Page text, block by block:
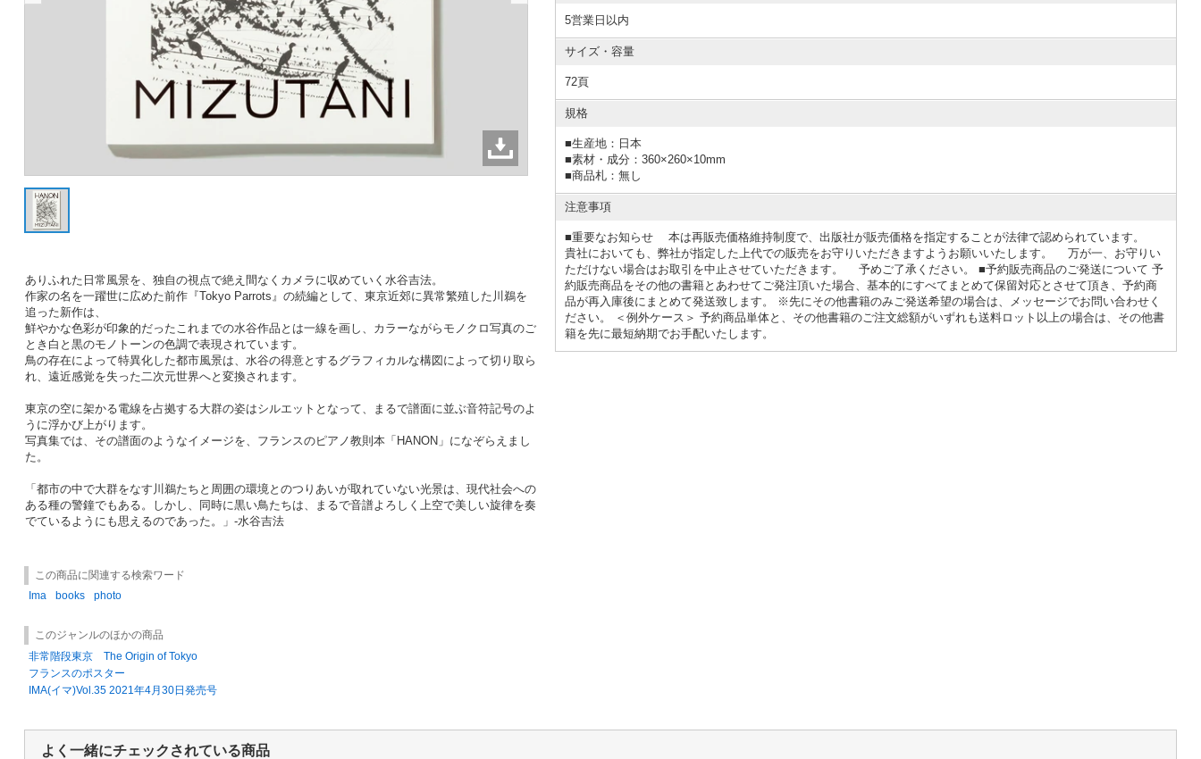
ありふれた日常風景を、独自の視点で絶え間なくカメラに収めていく水谷吉法。
作家の名を一躍世に広めた前作『Tokyo Parrots』の続編として、東京近郊に異常繁殖した川鵜を
追った新作は、
鮮やかな色彩が印象的だったこれまでの水谷作品とは一線を画し、カラーながらモノクロ写真のご
とき白と黒のモノトーンの色調で表現されています。
鳥の存在によって特異化した都市風景は、水谷の得意とするグラフィカルな構図によって切り取ら
れ、遠近感覚を失った二次元世界へと変換されます。
東京の空に架かる電線を占拠する大群の姿はシルエットとなって、まるで譜面に並ぶ音符記号のよ
うに浮かび上がります。
写真集では、その譜面のようなイメージを、フランスのピアノ教則本「HANON」になぞらえまし
た。
「都市の中で大群をなす川鵜たちと周囲の環境とのつりあいが取れていない光景は、現代社会への
ある種の警鐘でもある。しかし、同時に黒い鳥たちは、まるで音譜よろしく上空で美しい旋律を奏
でているようにも思えるのであった。」-水谷吉法
5営業日以内
サイズ・容量
72頁
規格
■生産地：日本
■素材・成分：360×260×10mm
■商品札：無し
注意事項
■重要なお知らせ 本は再販売価格維持制度で、出版社が販売価格を指定することが法律で認められています。
貴社においても、弊社が指定した上代での販売をお守りいただきますようお願いいたします。 万が一、お守りい
ただけない場合はお取引を中止させていただきます。 予めご了承ください。 ■予約販売商品のご発送について 予
約販売商品をその他の書籍とあわせてご発注頂いた場合、基本的にすべてまとめて保留対応とさせて頂き、予約商
品が再入庫後にまとめて発送致します。 ※先にその他書籍のみご発送希望の場合は、メッセージでお問い合わせく
ださい。 ＜例外ケース＞ 予約商品単体と、その他書籍のご注文総額がいずれも送料ロット以上の場合は、その他書
籍を先に最短納期でお手配いたします。
この商品に関連する検索ワード
Ima
books photo
このジャンルのほかの商品
非常階段東京 The Origin of Tokyo
フランスのポスター
IMA(イマ)Vol.35 2021年4月30日発売号
よく一緒にチェックされている商品